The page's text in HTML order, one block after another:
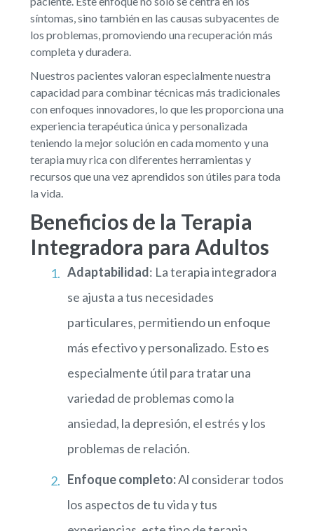
síntomas, sino también en las causas subyacentes de
los problemas, promoviendo una recuperación más
completa y duradera.
Nuestros pacientes valoran especialmente nuestra
capacidad para combinar técnicas más tradicionales
con enfoques innovadores, lo que les proporciona una
experiencia terapéutica única y personalizada
teniendo la mejor solución en cada momento y una
terapia muy rica con diferentes herramientas y
recursos que una vez aprendidos son útiles para toda
la vida.
Beneficios de la Terapia
Integradora para Adultos
Adaptabilidad: La terapia integradora
se ajusta a tus necesidades
particulares, permitiendo un enfoque
más efectivo y personalizado. Esto es
especialmente útil para tratar una
variedad de problemas como la
ansiedad, la depresión, el estrés y los
problemas de relación.
Enfoque completo:Al considerar todos
los aspectos de tu vida y tus